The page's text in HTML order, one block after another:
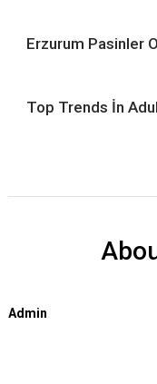
Erzurum Pasinler
Top Trends İn
Admin